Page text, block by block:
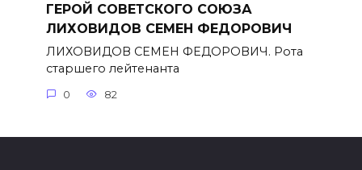
ГЕРОЙ СОВЕТСКОГО СОЮЗА
ЛИХОВИДОВ СЕМЕН ФЕДОРОВИЧ
ЛИХОВИДОВ СЕМЕН ФЕДОРОВИЧ. Рота
старшего лейтенанта
0 82